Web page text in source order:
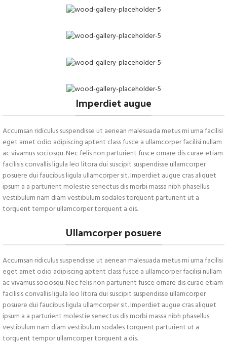
Imperdiet augue
Accumsan ridiculus suspendisse ut aenean malesuada metus mi urna facilisi
eget amet odio adipiscing aptent class fusce a ullamcorper facilisi nullam
ac vivamus sociosqu. Nec felis non parturient fusce ornare dis curae etiam
facilisis convallis ligula leo litora dui suscipit suspendisse ullamcorper
posuere dui faucibus ligula ullamcorper sit. Imperdiet augue cras aliquet
ipsum a a parturient molestie senectus dis morbi massa nibh phasellus
vestibulum nam diam vestibulum sodales torquent parturient ut a
torquent tempor ullamcorper torquent a dis.
Ullamcorper posuere
Accumsan ridiculus suspendisse ut aenean malesuada metus mi urna facilisi
eget amet odio adipiscing aptent class fusce a ullamcorper facilisi nullam
ac vivamus sociosqu. Nec felis non parturient fusce ornare dis curae etiam
facilisis convallis ligula leo litora dui suscipit suspendisse ullamcorper
posuere dui faucibus ligula ullamcorper sit. Imperdiet augue cras aliquet
ipsum a a parturient molestie senectus dis morbi massa nibh phasellus
vestibulum nam diam vestibulum sodales torquent parturient ut a
torquent tempor ullamcorper torquent a dis.